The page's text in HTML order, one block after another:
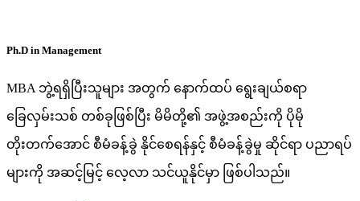
Ph.D in Management
MBA ဘွဲ့ရရှိပြီးသူများ အတွက် နောက်ထပ် ရွေးချယ်စရာ
ခြေလှမ်းသစ် တစ်ခုဖြစ်ပြီး မိမိတို့၏ အဖွဲ့အစည်းကို ပိုမို
တိုးတက်အောင် စီမံခန့်ခွဲ နိုင်စေရန်နှင့် စီမံခန့်ခွဲမှု ဆိုင်ရာ ပညာရပ်
များကို အဆင့်မြင့် လေ့လာ သင်ယူနိုင်မှာ ဖြစ်ပါသည်။